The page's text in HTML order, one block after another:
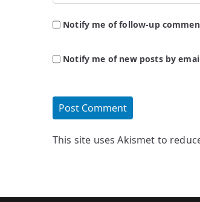
Notify me of follow-up
Notify me of new posts by
This site uses Akismet to